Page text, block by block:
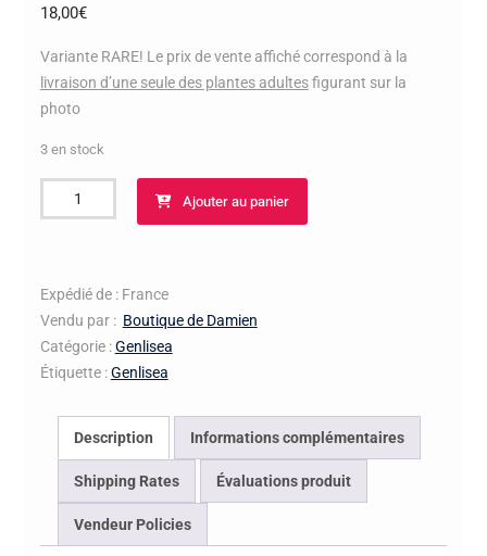
18,00€
Variante RARE! Le prix de vente affiché correspond à la
livraison d’une seule des plantes adultesfigurant sur la
photo
3 en stock
quantité
de
"slightly
hairy
form"
{Caluncinga/Kalucinga,
Angola}
Ajouter au panier
Expédié de : France
Vendu par : Boutique de Damien
Catégorie :Genlisea
Étiquette :Genlisea
Description Informations complémentaires
Shipping Rates Évaluations produit
Vendeur Policies